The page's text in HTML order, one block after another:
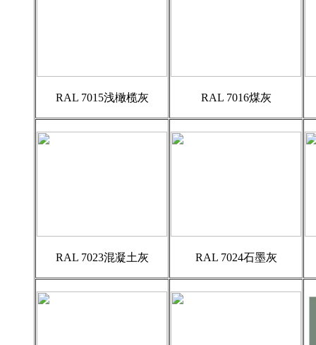
RAL 7015浅橄榄灰 RAL 7016煤灰
RAL 7023混凝土灰 RAL 7024石墨灰